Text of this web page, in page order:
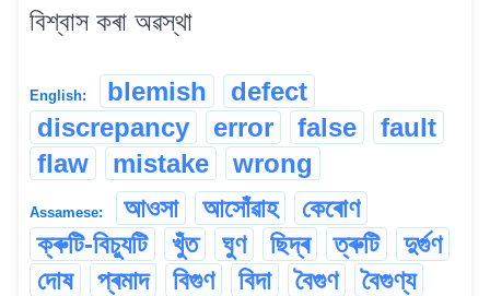
বিশ্বাস কৰা অৱস্থা
English: blemish
defect
discrepancy
error false
fault
flaw
mistake wrong
Assamese: আওসা আসোঁৱাহ
কেৰোণ
ক্ৰুটি-বিচ্যুটি
খুঁত ঘুণ ছিদ্ৰ ত্ৰুটি
দুৰ্গুণ
দোষ
প্ৰমাদ বিগুণ বিদা বৈগুণ
বৈগুণ্য